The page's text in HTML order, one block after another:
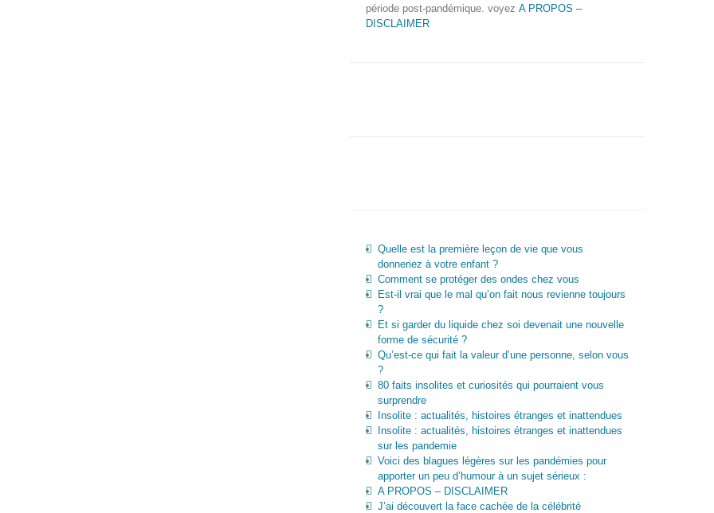
période post-pandémique. voyez A PROPOS –
DISCLAIMER
Quelle est la première leçon de vie que vous
donneriez à votre enfant ?
Comment se protéger des ondes chez vous
Est-il vrai que le mal qu’on fait nous revienne toujours
?
Et si garder du liquide chez soi devenait une nouvelle
forme de sécurité ?
Qu’est-ce qui fait la valeur d’une personne, selon vous
?
80 faits insolites et curiosités qui pourraient vous
surprendre
Insolite : actualités, histoires étranges et inattendues
Insolite : actualités, histoires étranges et inattendues
sur les pandemie
Voici des blagues légères sur les pandémies pour
apporter un peu d’humour à un sujet sérieux :
A PROPOS – DISCLAIMER
J’ai découvert la face cachée de la célébrité